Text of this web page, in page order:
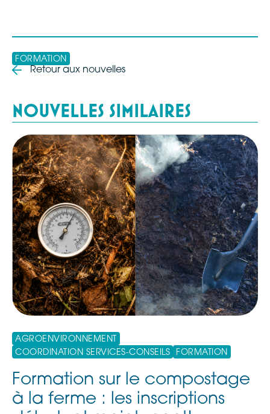
Retour aux nouvelles
FORMATION
NOUVELLES SIMILAIRES
AGROENVIRONNEMENT
COORDINATION SERVICES-CONSEILS
FORMATION
Formation sur le compostage
à la ferme : les inscriptions